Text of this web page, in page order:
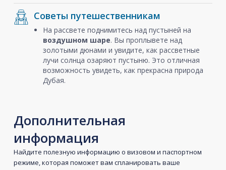
Советы путешественникам
На рассвете поднимитесь над пустыней на
воздушном шаре. Вы проплывете над
золотыми дюнами и увидите, как рассветные
лучи солнца озаряют пустыню. Это отличная
возможность увидеть, как прекрасна природа
Дубая.
Дополнительная
информация
Найдите полезную информацию о визовом и паспортном
режиме, которая поможет вам спланировать ваше